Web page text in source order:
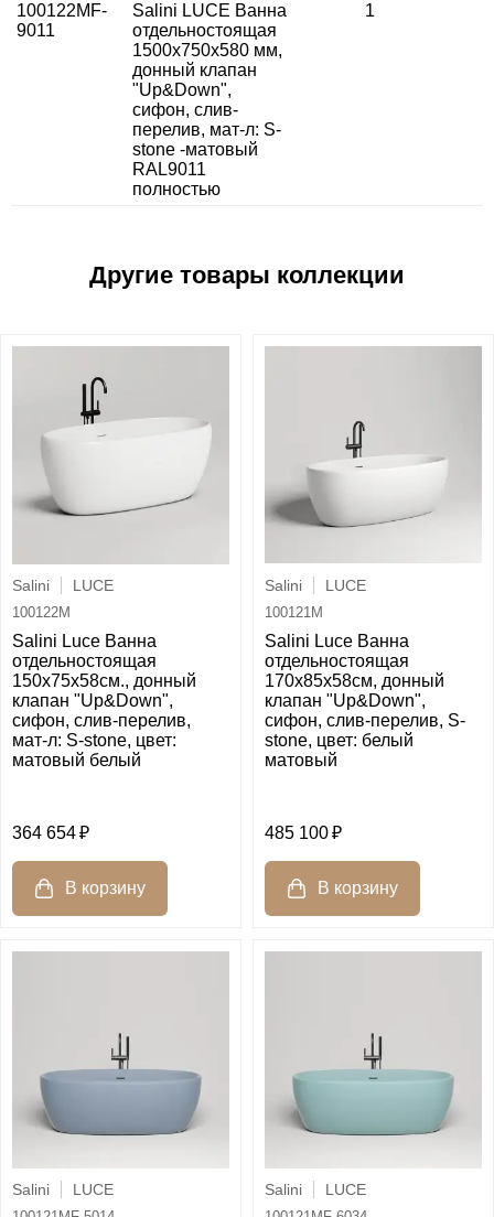
100122MF-
9011
Salini LUCE Ванна
отдельностоящая
1500х750х580 мм,
донный клапан
"Up&Down",
сифон, слив-
перелив, мат-л: S-
stone -матовый
RAL9011
полностью
1
Salini LUCE
100122M
Salini Luce Ванна
отдельностоящая
150х75х58cм., донный
клапан "Up&Down",
сифон, слив-перелив,
мат-л: S-stone, цвет:
матовый белый
364 654
Salini LUCE
100121M
Salini Luce Ванна
отдельностоящая
170х85х58cм, донный
клапан "Up&Down",
сифон, слив-перелив, S-
stone, цвет: белый
матовый
485 100
Salini LUCE Salini LUCE